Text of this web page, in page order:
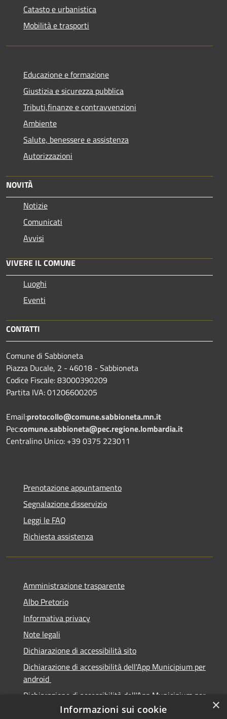
Catasto e urbanistica
Mobilità e trasporti
Educazione e formazione
Giustizia e sicurezza pubblica
Tributi,finanze e contravvenzioni
Ambiente
Salute, benessere e assistenza
Autorizzazioni
NOVITÀ
Notizie
Comunicati
Avvisi
VIVERE IL COMUNE
Luoghi
Eventi
CONTATTI
Comune di Sabbioneta
Piazza Ducale, 2 - 46018 - Sabbioneta
Codice Fiscale: 83000390209
Partita IVA: 01206600205
Email:protocollo@comune.sabbioneta.mn.it
Pec:comune.sabbioneta@pec.regione.lombardia.it
Centralino Unico: +39 0375 223011
Prenotazione appuntamento
Segnalazione disservizio
Leggi le FAQ
Richiesta assistenza
Amministrazione trasparente
Albo Pretorio
Informativa privacy
Note legali
Dichiarazione di accessibilità sito
Dichiarazione di accessibilità dell'App Municipium per
android
Dichiarazione di accessibilità dell'App Municipium per
×
Informazioni sui cookie